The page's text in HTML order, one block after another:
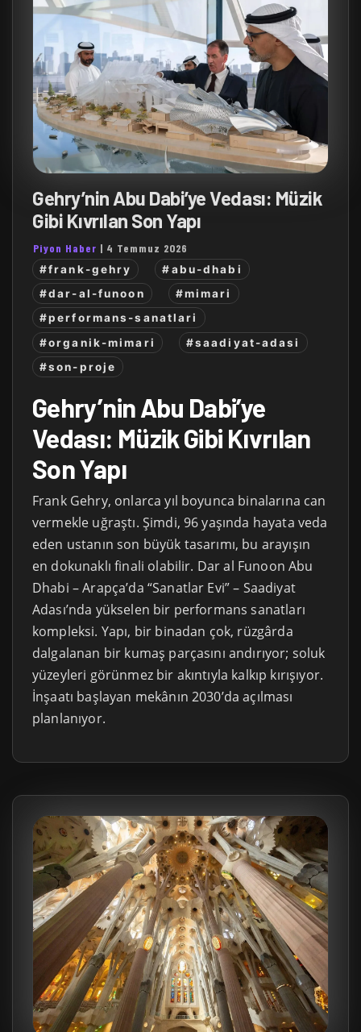
Gehry’nin Abu Dabi’ye Vedası: Müzik
Gibi Kıvrılan Son Yapı
Piyon Haber | 4 Temmuz 2026
#frank-gehry
#abu-dhabi
#dar-al-funoon
#mimari
#performans-sanatlari
#organik-mimari
#saadiyat-adasi
#son-proje
Gehry’nin Abu Dabi’ye
Vedası: Müzik Gibi Kıvrılan
Son Yapı
Frank Gehry, onlarca yıl boyunca binalarına can
vermekle uğraştı. Şimdi, 96 yaşında hayata veda
eden ustanın son büyük tasarımı, bu arayışın
en dokunaklı finali olabilir. Dar al Funoon Abu
Dhabi – Arapça’da “Sanatlar Evi” – Saadiyat
Adası’nda yükselen bir performans sanatları
kompleksi. Yapı, bir binadan çok, rüzgârda
dalgalanan bir kumaş parçasını andırıyor; soluk
yüzeyleri görünmez bir akıntıyla kalkıp kırışıyor.
İnşaatı başlayan mekânın 2030’da açılması
planlanıyor.